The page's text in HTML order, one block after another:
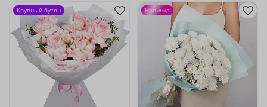
Крупный бутон Новинка